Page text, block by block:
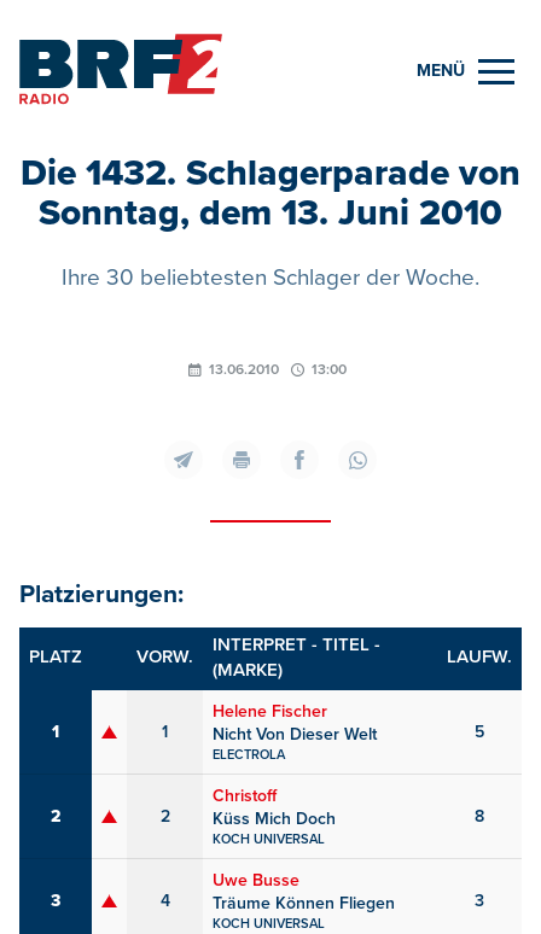
MENÜ
Die 1432. Schlagerparade von
Sonntag, dem 13. Juni 2010
Ihre 30 beliebtesten Schlager der Woche.
13.06.2010 13:00
Platzierungen:
PLATZ VORW.
INTERPRET - TITEL -
(MARKE)
LAUFW.
1 1
Helene Fischer
Nicht Von Dieser Welt
ELECTROLA
5
2 2
Christoff
Küss Mich Doch
KOCH UNIVERSAL
8
3 4
Uwe Busse
Träume Können Fliegen
KOCH UNIVERSAL
3